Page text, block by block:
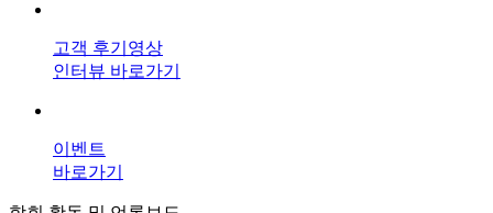
고객 후기영상
인터뷰 바로가기
이벤트
바로가기